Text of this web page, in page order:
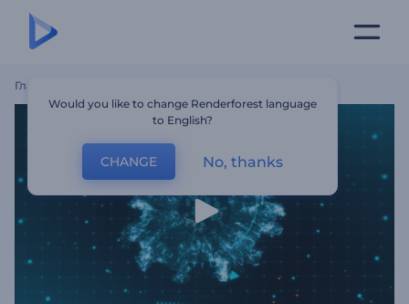
Главная
Would you like to change Renderforest language
to English?
CHANGE No, thanks